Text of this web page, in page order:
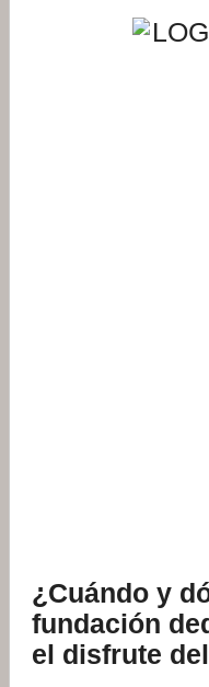
¿Cuándo y
fundación
el disfrute